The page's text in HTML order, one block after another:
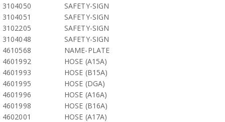
3104050
SAFETY-SIGN
3104051
SAFETY-SIGN
3102205
SAFETY-SIGN
3104048
SAFETY-SIGN
4610568
NAME-PLATE
4601992
HOSE (A15A)
4601993
HOSE (B15A)
4601995
HOSE (DGA)
4601996
HOSE (A16A)
4601998
HOSE (B16A)
4602001
HOSE (A17A)